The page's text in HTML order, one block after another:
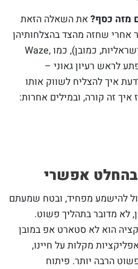
מזה כסף?את השאלה הזאת
אחרי שחזה מהצד בהצלחותיהן
של אפליקציות שונות (בהם גם ישראליות, כמובן), כמו Waze,
איך להצליח לשווק אותו
איך זה קורה, ובמילים אחרות:
אפשרי
להישמע מפחיד, ובטח שמעתם
לא מדובר בתהליך פשוט.
הוא לא סטארט אפ במובן
מקלות על חיינו,
הרבה יותר. פיתוח